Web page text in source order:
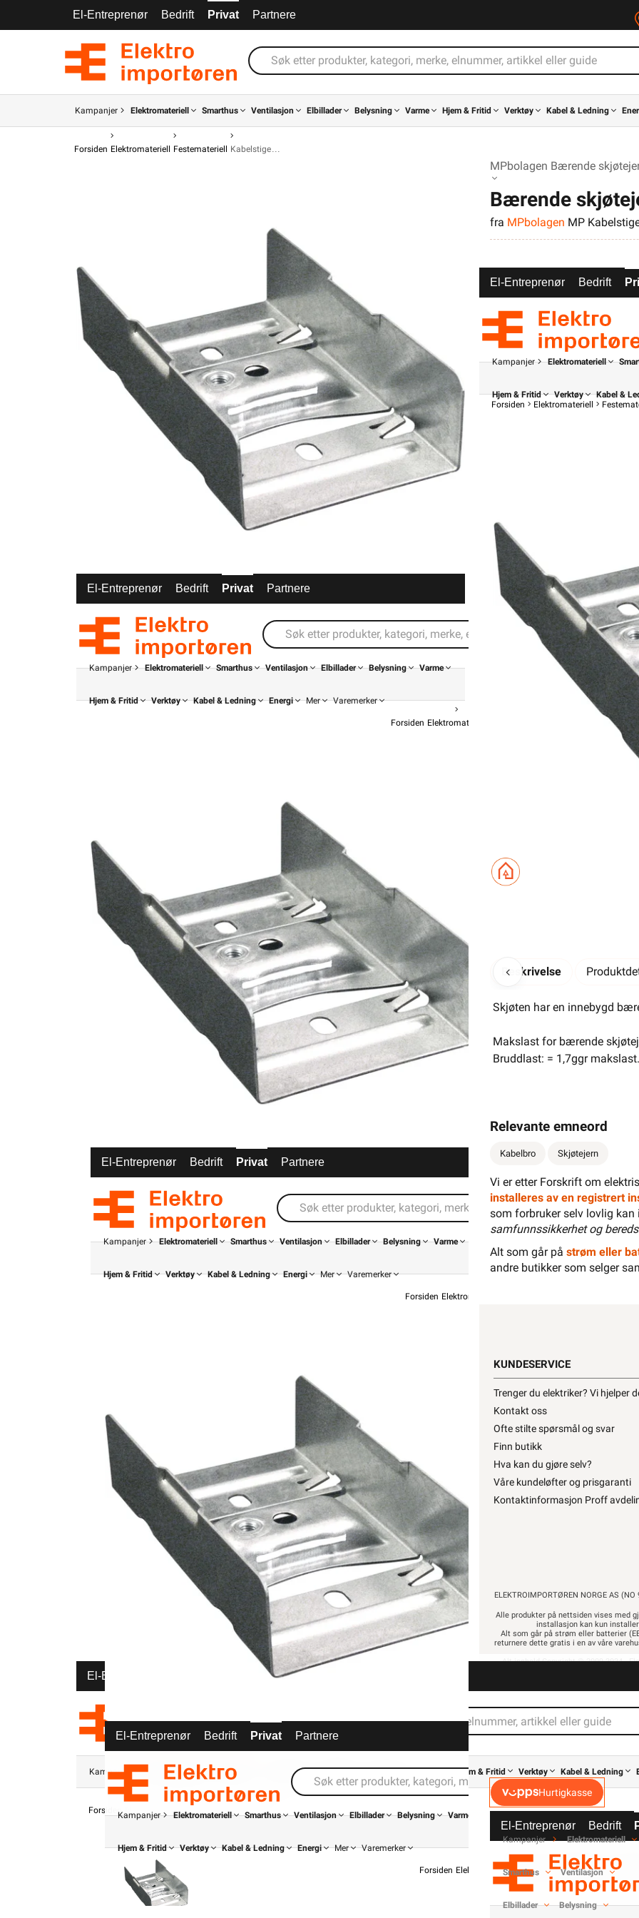
El-Entreprenør Bedrift Privat Partnere
Kampanjer Elektromateriell Smarthus Ventilasjon Elbillader Belysning Varme Hjem & Fritid Verktøy Kabel & Ledning
Forsiden Elektromateriell Festemateriell Kabelstige
MPbolagen Bærende
Bærende
fra MPbolagen MP
El-Entreprenør Bedrift Privat Partnere
Kampanjer Elektromateriell Smarthus Ventilasjon Elbillader Belysning Varme
Hjem & Fritid Verktøy Kabel & Ledning Energi Mer Varemerker
Forsiden Elektromateriell
MPbolagen
Bærende
El-Entreprenør Bedrift Privat Partnere
Kampanjer Elektromateriell Smarthus Ventilasjon Elbillader Belysning Varme
Hjem & Fritid Verktøy Kabel & Ledning Energi Mer Varemerker
Forsiden Elektromateriell
El-Entreprenør Bedrift Privat Partnere
Kampanjer Elektromateriell Smarthus Ventilasjon Elbillader Belysning Varme
Hjem & Fritid Verktøy Kabel & Ledning Energi Mer Varemerker
Forsiden Elektromateriell Festemateriell Kabelstige
368,90
368,90
El-Entreprenør Bedrift
Kampanjer Elektromateriell
Hjem & Fritid Verktøy Kabel &
Forsiden
Elektromateriell
Beskrivelse
Skjøten har en innebygd
Makslast for bærende
Bruddlast: = 1,7ggr makslast.
Relevante emneord
Kabelbro Skjøtejern
Vi er etter Forskrift om
installeres av en registrert
som forbruker selv lovlig kan
samfunnssikkerhet og
Alt som går på strøm eller
andre butikker som selger
KUNDESERVICE
Trenger du elektriker? Vi hjelper
Kontakt oss
Ofte stilte spørsmål og svar
Finn butikk
Hva kan du gjøre selv?
Våre kundeløfter og prisgaranti
Kontaktinformasjon Proff
ELEKTROIMPORTØREN NORGE AS
Alle produkter på nettsiden vises med
installasjon kan kun
Alt som går på strøm eller batterier
returnere dette gratis i en av våre
Alt innhold Copyright © 2009-2024 -
368,90
Hurtigkasse
El-Entreprenør Bedrift
Kampanjer Elektromateriell
Smarthus Ventilasjon
Elbillader Belysning
El-Entreprenør Partnere
Kampanjer Elektromateriell Smarthus Ventilasjon Elbillader Belysning Varme Hjem & Fritid Verktøy Kabel & Ledning
Forsiden Elektromateriell Festemateriell Kabelstige
MPbolagen Bærende
Bærende skjøtejern 400
fraMPbolagen MP